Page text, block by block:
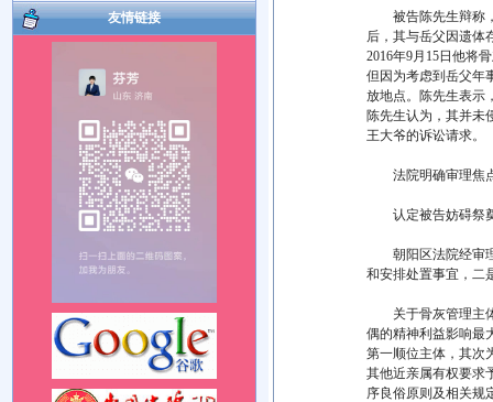
承纠纷案件。
爱家护家，用法商守护财富！帮您将您
遗产继承、财富传承等方面的法律问题需
要帮助，可电话咨询，也可电话预约后到
我会及时给您解答。如果满意请您在问题
解决的同时把我推荐给您身边需要帮助的
朋友，谢谢！
服务热线： 17753181492 15964027812
执业机构：山东国曜琴岛律师事务所
地 址：济南市历下区山大路264号国曜律
乘车路线：可乘117、115、K56、137、
友情链接
被告陈先生辩称，
后，其与岳父因遗体
2016年9月15日他将
但因为考虑到岳父年
放地点。陈先生表示
陈先生认为，其并未
王大爷的诉讼请求。
法院明确审理焦
认定被告妨碍祭
朝阳区法院经审理
和安排处置事宜，二
关于骨灰管理主体
偶的精神利益影响最
第一顺位主体，其次
其他近亲属有权要求
序良俗原则及相关规